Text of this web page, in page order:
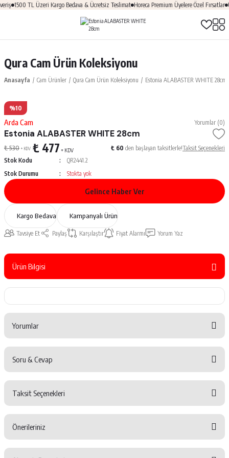
1500 TL Üzeri Kargo Bedava & Ücretsiz Teslimat Horeca Premium Üyelere Özel Fırsatlar
Qura Cam Ürün Koleksiyonu
Anasayfa Cam Ürünler Qura Cam Ürün Koleksiyonu Estonia ALABASTER WHITE 28cm
%10
Arda Cam Yorumlar (0)
Estonia ALABASTER WHITE 28cm
₺ 530 + KDV ₺ 477 + KDV ₺ 60 den başlayan taksitlerle!Taksit Seçenekleri
Stok Kodu
QR2441.2
Stok Durumu
Stokta yok
Gelince Haber Ver
Kargo Bedava Kampanyalı Ürün
Tavsiye Et Paylaş Karşılaştır Fiyat Alarmı Yorum Yaz
Ürün Bilgisi
Yorumlar
Yorum Yaz
Soru & Cevap
Soru Sor
Taksit Seçenekleri
Önerileriniz